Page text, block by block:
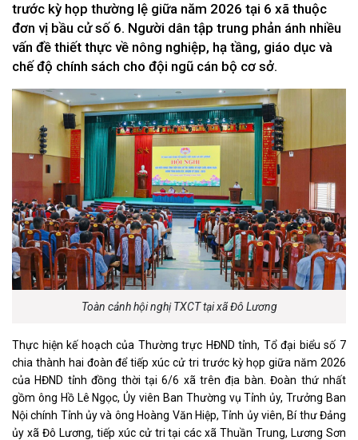
trước kỳ họp thường lệ giữa năm 2026 tại 6 xã thuộc
đơn vị bầu cử số 6. Người dân tập trung phản ánh nhiều
vấn đề thiết thực về nông nghiệp, hạ tầng, giáo dục và
chế độ chính sách cho đội ngũ cán bộ cơ sở.
Toàn cảnh hội nghị TXCT tại xã Đô Lương
Thực hiện kế hoạch của Thường trực HĐND tỉnh, Tổ đại biểu số 7
chia thành hai đoàn để tiếp xúc cử tri trước kỳ họp giữa năm 2026
của HĐND tỉnh đồng thời tại 6/6 xã trên địa bàn. Đoàn thứ nhất
gồm ông Hồ Lê Ngọc, Ủy viên Ban Thường vụ Tỉnh ủy, Trưởng Ban
Nội chính Tỉnh ủy và ông Hoàng Văn Hiệp, Tỉnh ủy viên, Bí thư Đảng
ủy xã Đô Lương, tiếp xúc cử tri tại các xã Thuần Trung, Lương Sơn